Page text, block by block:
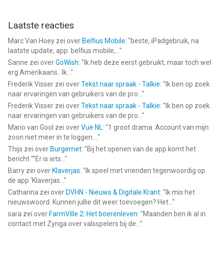
Laatste reacties
Marc Van Hoey zei over Belfius Mobile: "beste, iPadgebruik, na
laatste update, app. belfius mobile,... "
Sanne zei overGoWish: " Ik heb deze eerst gebruikt, maar toch wel
erg Amerikaans.. Ik... "
Frederik Visser zei overTekst naar spraak - Talkie: " Ik ben op zoek
naar ervaringen van gebruikers van de pro... "
Frederik Visser zei overTekst naar spraak - Talkie: " Ik ben op zoek
naar ervaringen van gebruikers van de pro... "
Mario van Gool zei overVue NL: "1 groot drama. Account van mijn
zoon niet meer in te loggen.... "
Thijs zei over Burgernet: "Bij het openen van de app komt het
bericht ""Er is iets... "
Barry zei over Klaverjas: " Ik speel met vrienden tegenwoordig op
de app ‘Klaverjas... "
Catharina zei over DVHN - Nieuws & Digitale Krant: " Ik mis het
nieuwswoord. Kunnen jullie dit weer toevoegen? Het... "
sara zei over FarmVille 2: Het boerenleven: "Maanden ben ik al in
contact met Zynga over valsspelers bij de... "